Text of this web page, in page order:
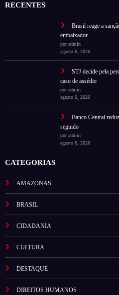
RECENTES
Brasil reage a
embaixador
por admin
agosto 6, 2026
STJ decide pela
caso de assédio
por admin
agosto 6, 2026
Banco Central
seguido
por admin
agosto 6, 2026
CATEGORIAS
AMAZONAS
BRASIL
CIDADANIA
CULTURA
DESTAQUE
DIREITOS HUMANOS